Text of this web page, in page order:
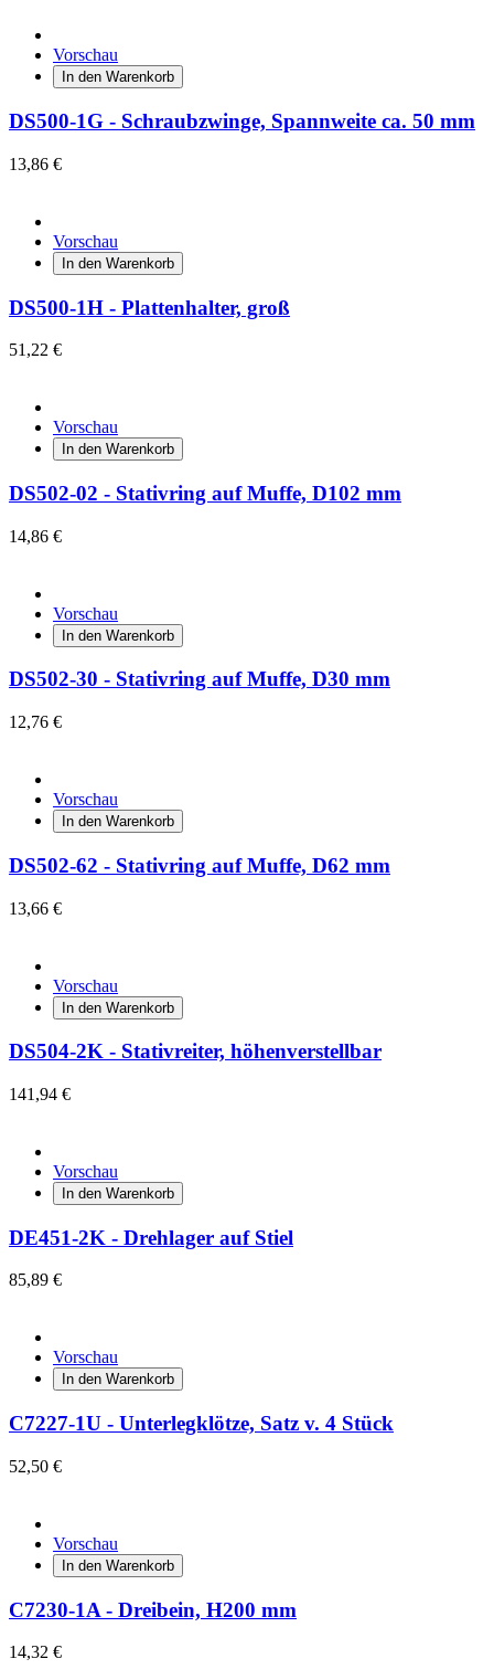
Vorschau
In den Warenkorb
DS500-1G - Schraubzwinge, Spannweite ca. 50 mm
13,86 €
Vorschau
In den Warenkorb
DS500-1H - Plattenhalter, groß
51,22 €
Vorschau
In den Warenkorb
DS502-02 - Stativring auf Muffe, D102 mm
14,86 €
Vorschau
In den Warenkorb
DS502-30 - Stativring auf Muffe, D30 mm
12,76 €
Vorschau
In den Warenkorb
DS502-62 - Stativring auf Muffe, D62 mm
13,66 €
Vorschau
In den Warenkorb
DS504-2K - Stativreiter, höhenverstellbar
141,94 €
Vorschau
In den Warenkorb
DE451-2K - Drehlager auf Stiel
85,89 €
Vorschau
In den Warenkorb
C7227-1U - Unterlegklötze, Satz v. 4 Stück
52,50 €
Vorschau
In den Warenkorb
C7230-1A - Dreibein, H200 mm
14,32 €